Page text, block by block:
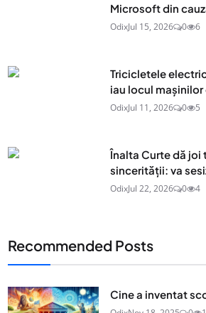
Microsoft din
OdixJul 15, 2026 0 6
Tricicletele
iau locul mașinilor
OdixJul 11, 2026 0 5
Înalta Curte dă joi
sincerității: va
OdixJul 22, 2026 0 4
Recommended Posts
Cine a inventat